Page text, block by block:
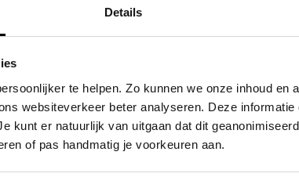
Details
te helpen. Zo kunnen we onze inhoud en
websiteverkeer beter analyseren. Deze
kunt er natuurlijk van uitgaan dat dit
of pas handmatig je voorkeuren aan.
Maak van je
Een korte
Pak vaker de
Kleine keuzes